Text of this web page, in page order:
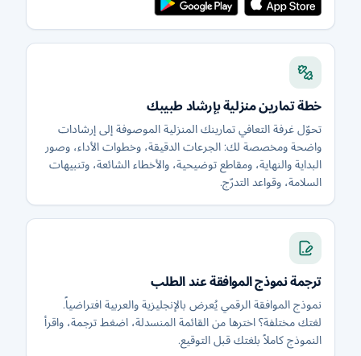
خطة تمارين منزلية بإرشاد طبيبك
تحوّل غرفة التعافي تمارينك المنزلية الموصوفة إلى إرشادات
واضحة ومخصصة لك: الجرعات الدقيقة، وخطوات الأداء، وصور
البداية والنهاية، ومقاطع توضيحية، والأخطاء الشائعة، وتنبيهات
السلامة، وقواعد التدرّج.
ترجمة نموذج الموافقة عند الطلب
نموذج الموافقة الرقمي يُعرض بالإنجليزية والعربية افتراضياً.
لغتك مختلفة؟ اخترها من القائمة المنسدلة، اضغط ترجمة، واقرأ
النموذج كاملاً بلغتك قبل التوقيع.